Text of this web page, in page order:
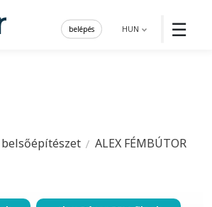
☰
HUN
belépés
belsőépítészet
ALEX FÉMBÚTOR